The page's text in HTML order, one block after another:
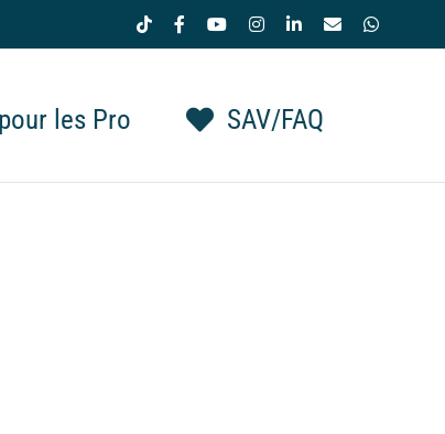
Tiktok FacebookYouTubeInstagramLinkedIn
Email
les Pro SAV/FAQ